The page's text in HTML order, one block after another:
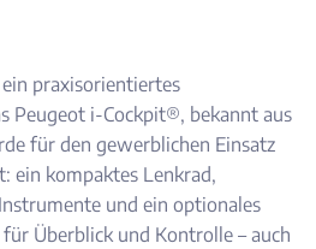
praxisorientiertes
Peugeot i-Cockpit®, bekannt aus
für den gewerblichen Einsatz
ein kompaktes Lenkrad,
und ein optionales
Überblick und Kontrolle – auch